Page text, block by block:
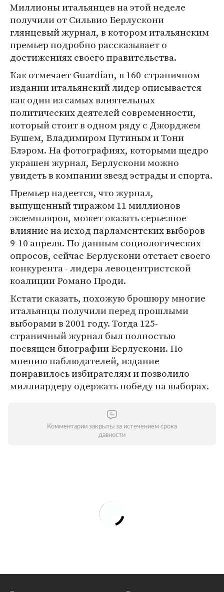
Миллионы итальянцев на этой неделе
получили от Сильвио Берлускони
глянцевый журнал, в котором итальянским
премьер подробно рассказывает о
достижениях своего правительства.
Как отмечает Guardian, в 160-страничном
издании итальянский лидер описывается
как один из самых влиятельных
политических деятелей современности,
который стоит в одном ряду с Джорджем
Бушем, Владимиром Путиным и Тони
Блэром. На фотографиях, которыми щедро
украшен журнал, Берлускони можно
увидеть в компании звезд эстрады и спорта.
Премьер надеется, что журнал,
выпущенный тиражом 11 миллионов
экземпляров, может оказать серьезное
влияние на исход парламентских выборов
9-10 апреля. По данным социологических
опросов, сейчас Берлускони отстает своего
конкурента - лидера левоцентристской
коалиции Романо Проди.
Кстати сказать, похожую брошюру многие
итальянцы получили перед прошлыми
выборами в 2001 году. Тогда 125-
страничный журнал был полностью
посвящен биографии Берлускони. По
мнению наблюдателей, издание
понравилось избирателям и позволило
миллиардеру одержать победу на выборах.
Комментарии закрыты за истечением срока
давности